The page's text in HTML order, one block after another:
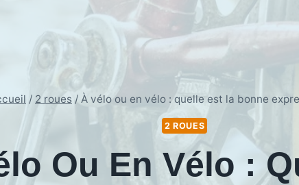
/ 2 roues / À vélo ou en vélo : quelle est la bonne
2 ROUES
Ou En Vélo :